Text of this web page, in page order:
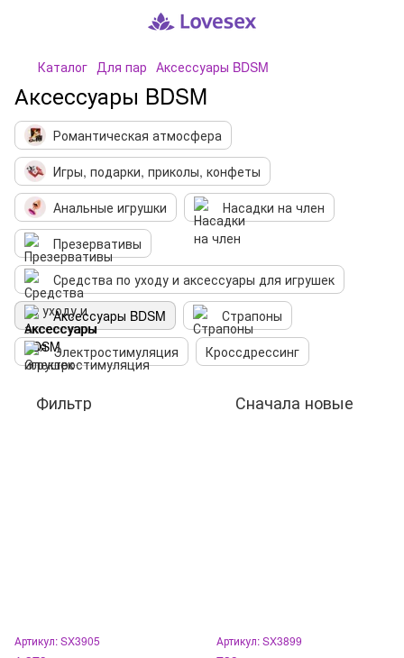
Каталог Для пар Аксессуары BDSM
Аксессуары BDSM
Романтическая атмосфера
Игры, подарки, приколы, конфеты
Анальные игрушки
Насадки на член
Презервативы
Средства по уходу и аксессуары для игрушек
Аксессуары BDSM
Страпоны
Электростимуляция
Кроссдрессинг
Фильтр Сначала новые
Артикул: SX3905 Артикул: SX3899